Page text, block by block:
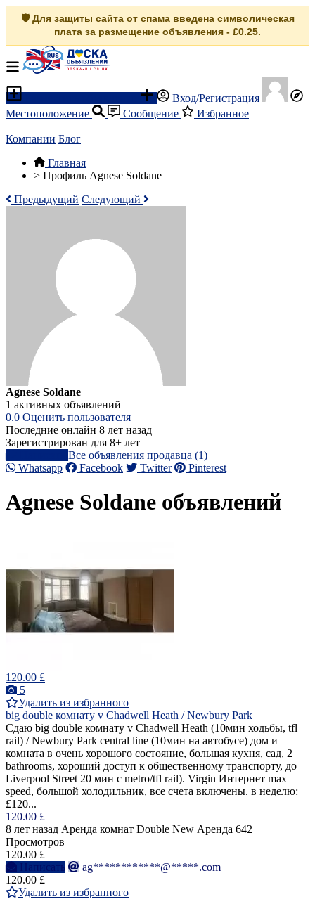
🛡️ Для защиты сайта от спама введена символическая
плата за размещение объявления - £0.25.
Вход/Регистрация
Местоположение
Сообщение Избранное
Компании Блог
Главная
> Профиль Agnese Soldane
Предыдущий Следующий
Agnese Soldane
1 активных объявлений
0.0 Оценить пользователя
Последние онлайн 8 лет назад
Зарегистрирован для 8+ лет
Все объявления продавца (1)
Whatsapp
Facebook Twitter Pinterest
Agnese Soldane объявлений
120.00 £
5
Удалить из избранного
big double комнатy v Chadwell Heath / Newbury Park
Cдаю big double комнатy v Chadwell Heath (10мин ходьбы, tfl
rail) / Newbury Park central line (10мин на автобусе) дом и
комнатa в очень хорошогo состояние, большая кухня, сад, 2
bathrooms, хороший доступ к общественному транспорту, до
Liverpool Street 20 мин c metro/tfl rail). Virgin Интернет max
speed, большой холодильник, все счета включены. в неделю:
£120...
120.00 £
8 лет назад Аренда комнат Double New Аренда 642
Просмотров
120.00 £
Написать
ag************@*****.com
120.00 £
Удалить из избранного